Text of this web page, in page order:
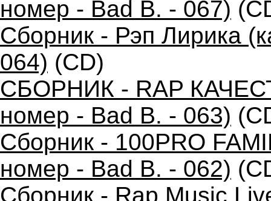
номер - Bad B. - 067)
Сборник - Рэп Лирика
064) (CD)
СБОРНИК - RAP
номер - Bad B. - 063)
Сборник - 100PRO
номер - Bad B. - 062)
Сборник - Rap Music